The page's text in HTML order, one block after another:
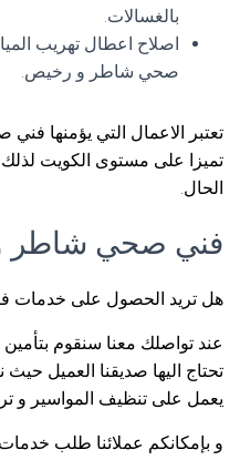
بالغسالات.
اصلاح اعطال تهريب
صحي شاطر و رخيص.
تعتبر الاعمال التي يؤمنها
تميزا على مستوى الكويت
الحال.
فني صحي شاطر
هل تريد الحصول على
عند تواصلك معنا سنقوم
تحتاج اليها صديقنا العميل
يعمل على تنظيف المواسير و
و بإمكانكم عملائنا طلب